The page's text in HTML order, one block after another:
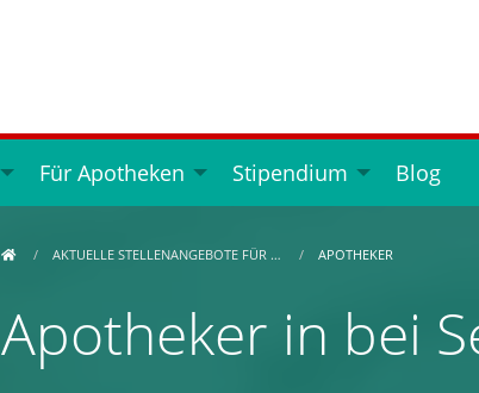
Für Apotheken Stipendium Blog
AKTUELLE STELLENANGEBOTE FÜR … APOTHEKER
Apotheker in bei